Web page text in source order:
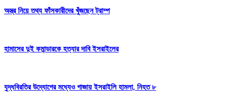
অস্ত্র নিয়ে তথ্য ফাঁসকারীদের খুঁজছেন ট্রাম্প
হামাসের দুই কমান্ডারকে হত্যার দাবি ইসরাইলের
যুদ্ধবিরতির উদ্যোগের মধ্যেও গাজায় ইসরাইলি হামলা, নিহত ৮